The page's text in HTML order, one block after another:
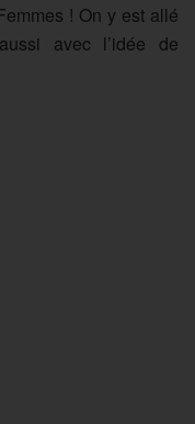
! On y est allé
avec l’idée de